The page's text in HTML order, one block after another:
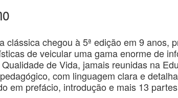
clássica chegou à 5ª edição em 9 anos,
de veicular uma gama enorme de
de Vida, jamais reunidas na
com linguagem clara e
em prefácio, introdução e mais 13